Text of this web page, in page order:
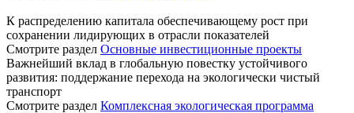
К распределению капитала обеспечивающему рост при
сохранении лидирующих в отрасли показателей
Смотрите раздел Основные инвестиционные проекты
Важнейший вклад в глобальную повестку устойчивого
развития: поддержание перехода на экологически чистый
транспорт
Смотрите раздел Комплексная экологическая программа